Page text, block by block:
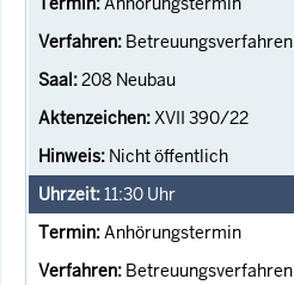
Betreuungsverfahren
208 Neubau
XVII 390/22
Nicht öffentlich
11:30 Uhr
Anhörungstermin
Betreuungsverfahren